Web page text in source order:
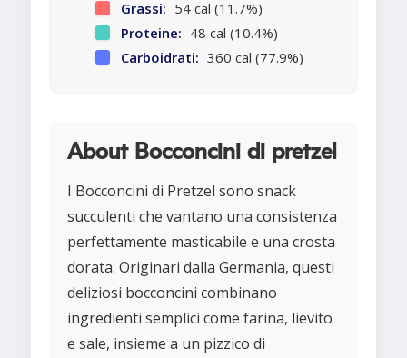
Grassi: 54 cal (11.7%)
Proteine: 48 cal (10.4%)
Carboidrati: 360 cal (77.9%)
About Bocconcini di pretzel
I Bocconcini di Pretzel sono snack
succulenti che vantano una consistenza
perfettamente masticabile e una crosta
dorata. Originari dalla Germania, questi
deliziosi bocconcini combinano
ingredienti semplici come farina, lievito
e sale, insieme a un pizzico di